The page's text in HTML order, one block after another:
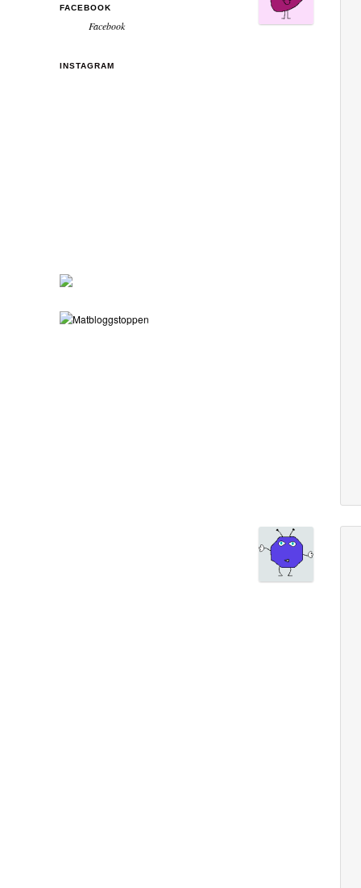
FACEBOOK
Facebook
INSTAGRAM